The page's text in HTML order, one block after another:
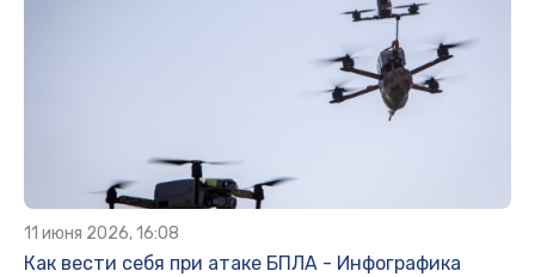
11 июня 2026, 16:08
Как вести себя при атаке БПЛА - Инфографика